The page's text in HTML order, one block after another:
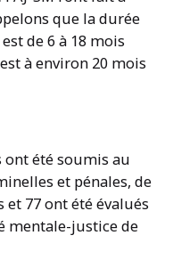
que la durée
de 6 à 18 mois
à environ 20 mois
ont été soumis au
et pénales, de
et 77 ont été évalués
mentale-justice de